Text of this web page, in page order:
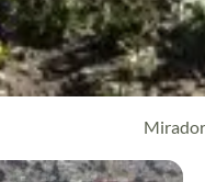
Mirador